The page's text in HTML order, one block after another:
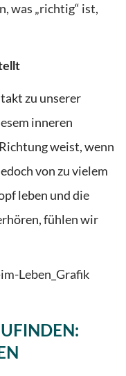
was „richtig“ ist,
zu unserer
inneren
weist, wenn
von zu vielem
leben und die
fühlen wir